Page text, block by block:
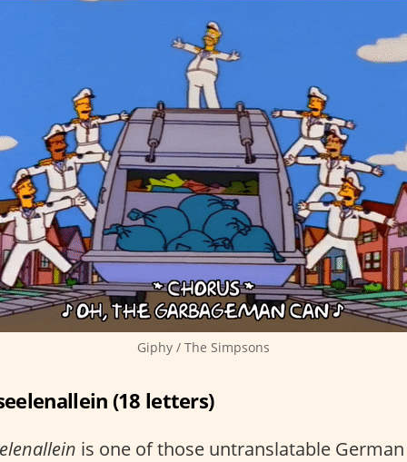
Giphy / The Simpsons
(18 letters)
is one of those untranslatable